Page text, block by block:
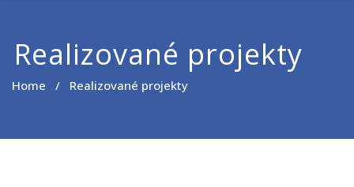
Realizované projekty
Home / Realizované projekty